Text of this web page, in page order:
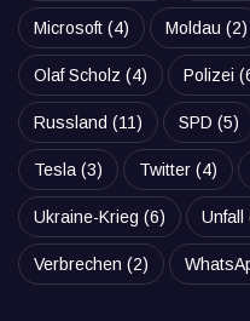
Microsoft (4) Moldau (2)
Olaf Scholz (4) Polizei
Russland (11) SPD (5)
Tesla (3) Twitter (4)
Ukraine-Krieg (6) Unfall
Verbrechen (2)